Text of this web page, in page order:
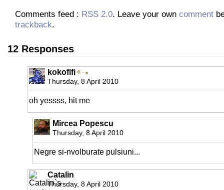
Comments feed : RSS 2.0. Leave your own comment
trackback.
12 Responses
kokofifi
Thursday, 8 April 2010
oh yessss, hit me
Mircea Popescu
Thursday, 8 April 2010
Negre si-nvolburate pulsiuni...
Catalin
Thursday, 8 April 2010